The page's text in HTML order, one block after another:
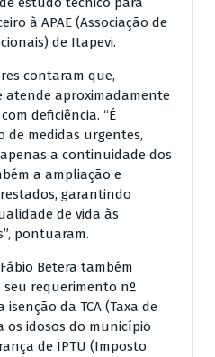
à APAE (Associação de
de Itapevi.
contaram que,
aproximadamente
deficiência. “É
de medidas urgentes,
a continuidade dos
a ampliação e
garantindo
de vida às
pontuaram.
Betera também
seu requerimento nº
da TCA (Taxa de
os idosos do município
de IPTU (Imposto